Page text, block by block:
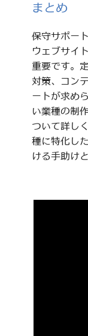
まとめ
保守サポー
ウェブサイ
重要です。
対策、コン
ートが求め
い業種の制
ついて詳し
種に特化し
ける手助け